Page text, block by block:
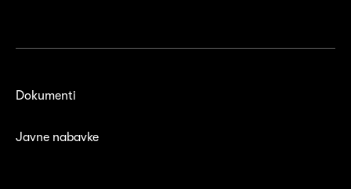
Dokumenti
Javne nabavke